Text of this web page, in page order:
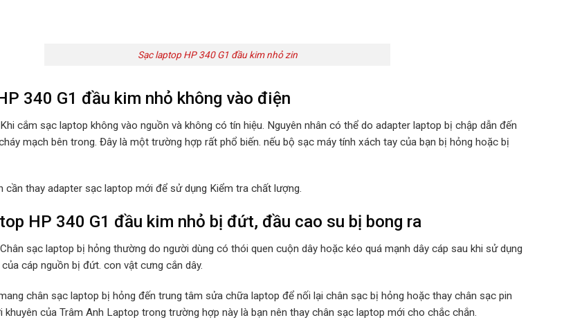
Sạc laptop HP 340 G1 đầu kim nhỏ zin
340 G1 đầu kim nhỏ không vào điện
cắm sạc laptop không vào nguồn và không có tín hiệu. Nguyên nhân có thể do adapter laptop bị chập dẫn đến
mạch bên trong. Đây là một trường hợp rất phổ biến. nếu bộ sạc máy tính xách tay của bạn bị hỏng hoặc bị
cần thay adapter sạc laptop mới để sử dụng Kiểm tra chất lượng.
HP 340 G1 đầu kim nhỏ bị đứt, đầu cao su bị bong ra
Chân sạc laptop bị hỏng thường do người dùng có thói quen cuộn dây hoặc kéo quá mạnh dây cáp sau khi sử dụng
cáp nguồn bị đứt. con vật cưng cắn dây.
chân sạc laptop bị hỏng đến trung tâm sửa chữa laptop để nối lại chân sạc bị hỏng hoặc thay chân sạc pin
khuyên của Trâm Anh Laptop trong trường hợp này là bạn nên thay chân sạc laptop mới cho chắc chắn.